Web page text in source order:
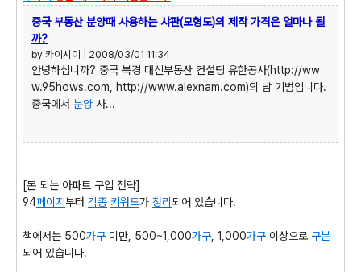
중국 부동산 분양때 사용하는 샤판(모형도)의 제작 가격은 얼마나 될
까?
by 카이시이 | 2008/03/01 11:34
안녕하십니까? 중국 북경 대신부동산 컨설팅 유한공사(http://ww
w.95hows.com, http://www.alexnam.com)의 남 기범입니다.
중국에서 분양 사...
[돈 되는 아파트 구입 전략]
94페이지 부터 각종 키워드가 정리 되어 있습니다.
책에서는 500가구 미만, 500~1,000가구 , 1,000가구 이상으로 구분
되어 있습니다.